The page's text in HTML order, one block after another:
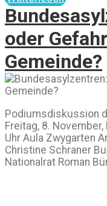
oder
Gemeinde?
Podiumsdiskussion
Freitag, 8.
Uhr Aula Zwygarten
Christine Schraner
Nationalrat Roman